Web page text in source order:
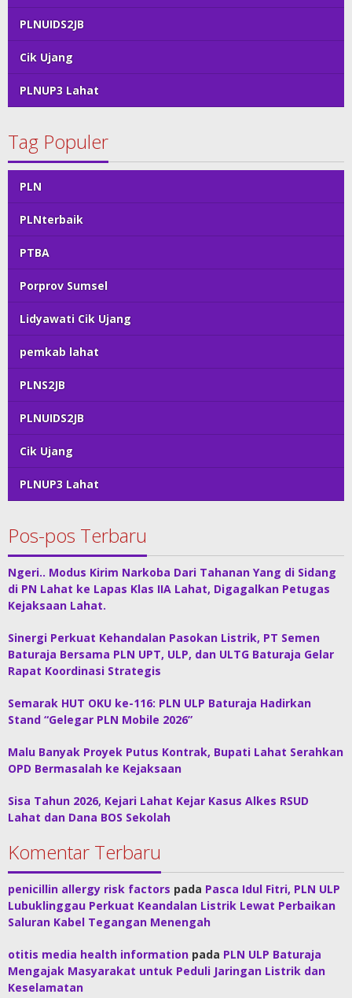
PLNUIDS2JB
Cik Ujang
PLNUP3 Lahat
Tag Populer
PLN
PLNterbaik
PTBA
Porprov Sumsel
Lidyawati Cik Ujang
pemkab lahat
PLNS2JB
PLNUIDS2JB
Cik Ujang
PLNUP3 Lahat
Pos-pos Terbaru
Ngeri.. Modus Kirim Narkoba Dari Tahanan Yang di Sidang
di PN Lahat ke Lapas Klas IIA Lahat, Digagalkan Petugas
Kejaksaan Lahat.
Sinergi Perkuat Kehandalan Pasokan Listrik, PT Semen
Baturaja Bersama PLN UPT, ULP, dan ULTG Baturaja Gelar
Rapat Koordinasi Strategis
Semarak HUT OKU ke-116: PLN ULP Baturaja Hadirkan
Stand “Gelegar PLN Mobile 2026”
Malu Banyak Proyek Putus Kontrak, Bupati Lahat Serahkan
OPD Bermasalah ke Kejaksaan
Sisa Tahun 2026, Kejari Lahat Kejar Kasus Alkes RSUD
Lahat dan Dana BOS Sekolah
Komentar Terbaru
penicillin allergy risk factors pada Pasca Idul Fitri, PLN ULP
Lubuklinggau Perkuat Keandalan Listrik Lewat Perbaikan
Saluran Kabel Tegangan Menengah
otitis media health information pada PLN ULP Baturaja
Mengajak Masyarakat untuk Peduli Jaringan Listrik dan
Keselamatan